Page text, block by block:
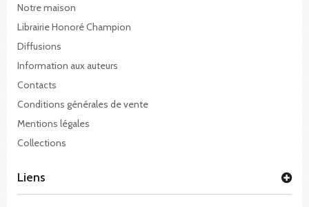
Notre maison
Librairie Honoré Champion
Diffusions
Information aux auteurs
Contacts
Conditions générales de vente
Mentions légales
Collections
Liens